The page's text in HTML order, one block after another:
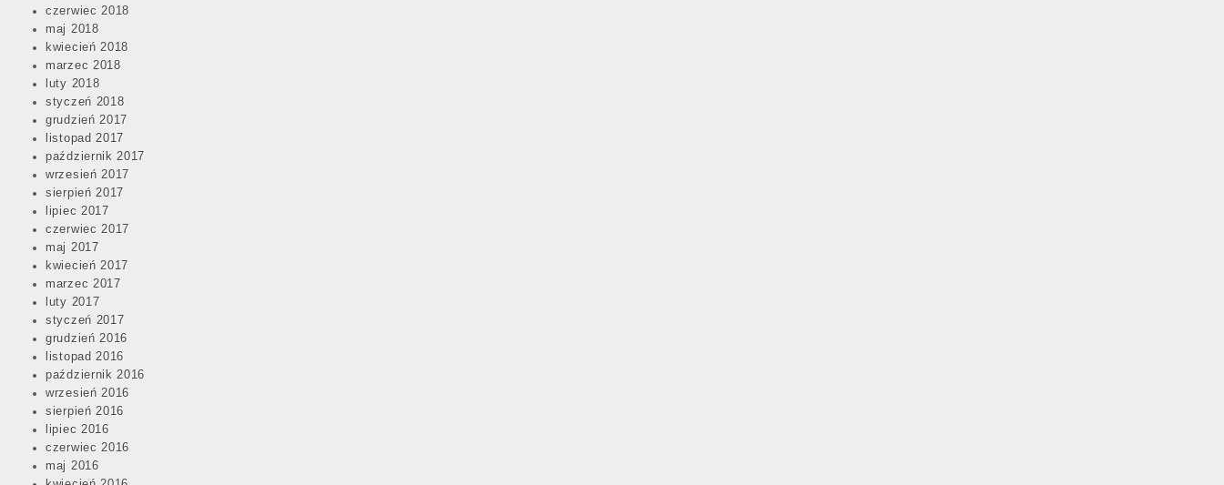
czerwiec 2018
maj 2018
kwiecień 2018
marzec 2018
luty 2018
styczeń 2018
grudzień 2017
listopad 2017
październik 2017
wrzesień 2017
sierpień 2017
lipiec 2017
czerwiec 2017
maj 2017
kwiecień 2017
marzec 2017
luty 2017
styczeń 2017
grudzień 2016
listopad 2016
październik 2016
wrzesień 2016
sierpień 2016
lipiec 2016
czerwiec 2016
maj 2016